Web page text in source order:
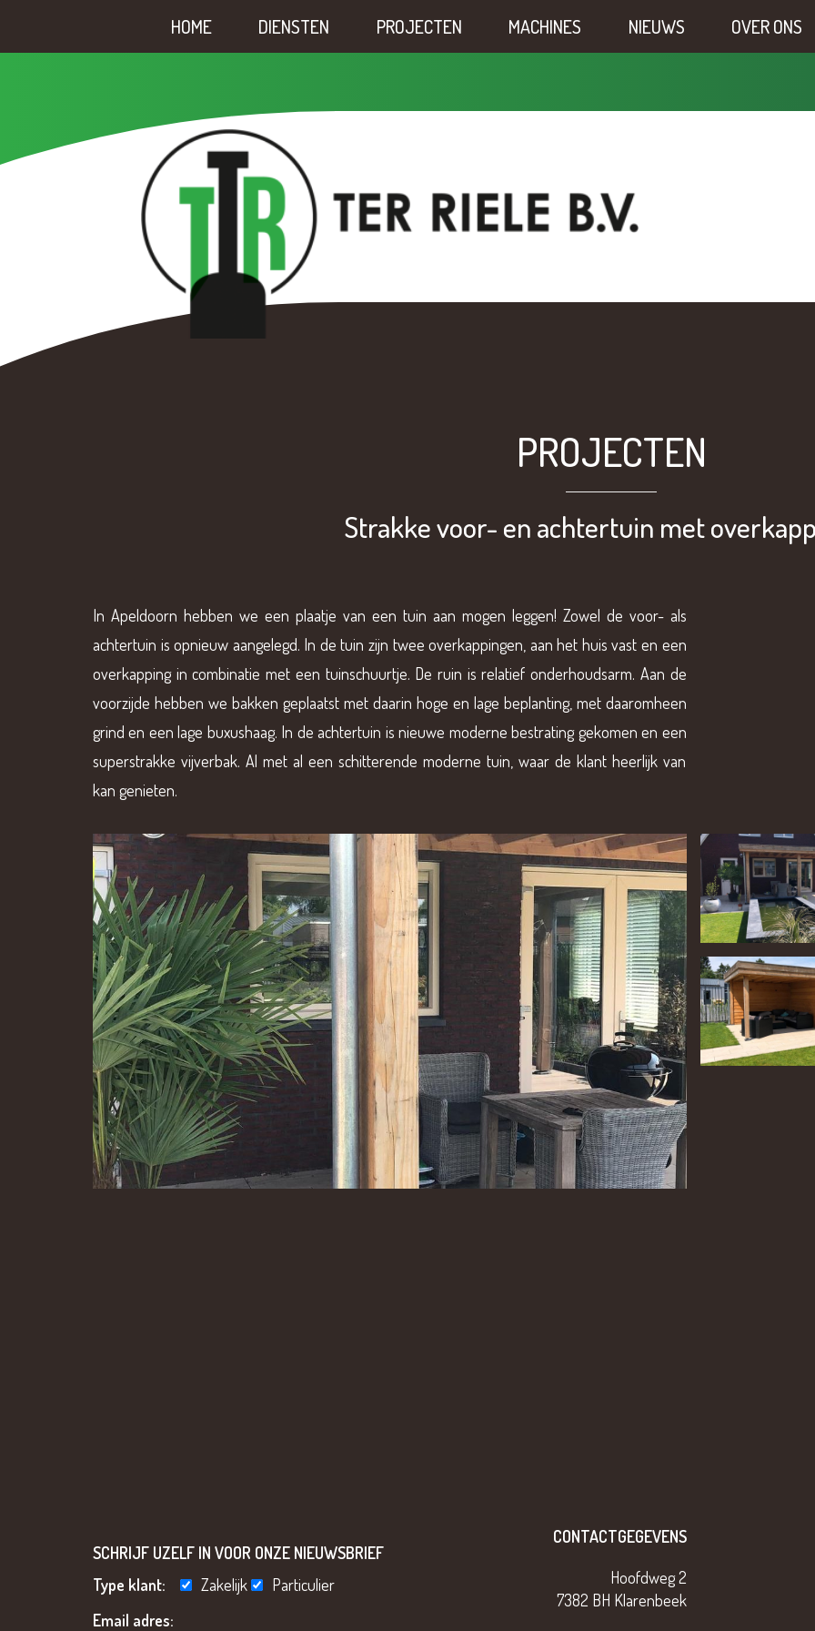
HOME DIENSTEN PROJECTEN MACHINES NIEUWS OVER ONS
PROJECTEN
Strakke voor- en achtertuin met
In Apeldoorn hebben we een plaatje van een tuin aan mogen leggen! Zowel de voor- als
achtertuin is opnieuw aangelegd. In de tuin zijn twee overkappingen, aan het huis vast en een
overkapping in combinatie met een tuinschuurtje. De ruin is relatief onderhoudsarm. Aan de
voorzijde hebben we bakken geplaatst met daarin hoge en lage beplanting, met daaromheen
grind en een lage buxushaag. In de achtertuin is nieuwe moderne bestrating gekomen en een
superstrakke vijverbak. Al met al een schitterende moderne tuin, waar de klant heerlijk van
kan genieten.
SCHRIJF UZELF IN VOOR ONZE NIEUWSBRIEF
Type klant:
Zakelijk
Particulier
Email adres:
CONTACTGEGEVENS
Hoofdweg 2
7382 BH Klarenbeek